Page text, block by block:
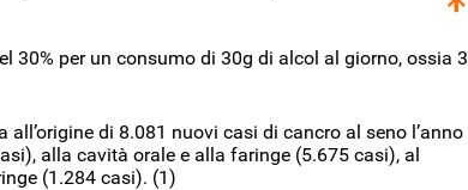
30% per un consumo di 30g di alcol al giorno, ossia 3
di 8.081 nuovi casi di cancro al seno l’anno
alla cavità orale e alla faringe (5.675 casi), al
(1.284 casi). (1)